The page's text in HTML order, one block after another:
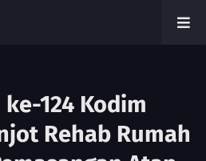
ke-124 Kodim
Rehab Rumah